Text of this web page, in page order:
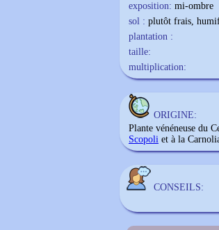
exposition: mi-ombre
sol : plutôt frais,
plantation :
taille:
multiplication:
ORIGINE:
Plante vénéneuse du
Scopoli et à la
CONSEILS: